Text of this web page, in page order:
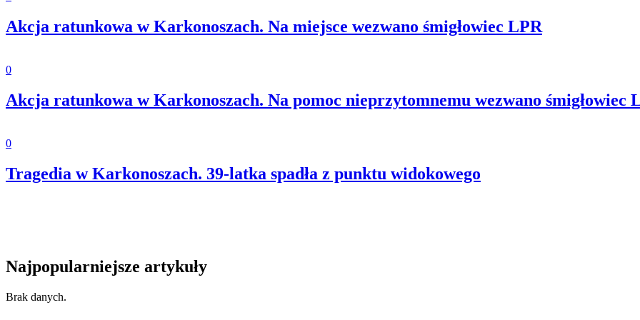
Akcja ratunkowa w Karkonoszach. Na miejsce wezwano śmigłowiec LPR
0
Akcja ratunkowa w Karkonoszach. Na pomoc nieprzytomnemu wezwano śmigłowiec
0
Tragedia w Karkonoszach. 39-latka spadła z punktu widokowego
Najpopularniejsze artykuły
Brak danych.